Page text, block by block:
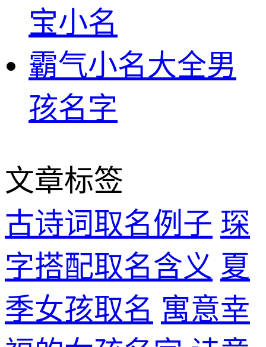
宝小名
霸气小名大全男
孩名字
文章标签
古诗词取名例子 琛
字搭配取名含义 夏
季女孩取名 寓意幸